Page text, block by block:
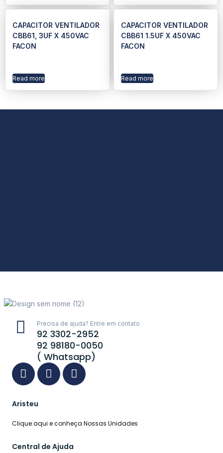
CAPACITOR VENTILADOR
CBB61, 3UF X 450VAC
FACON
Read more
CAPACITOR VENTILADOR
CBB61 1.5UF X 450VAC
FACON
Read more
Precisa de ajuda? Entre em contato
92 3302-2952
92 98180-0050
( Whatsapp)
Aristeu
Clique aqui e conheça Nossas Unidades
Central de Ajuda